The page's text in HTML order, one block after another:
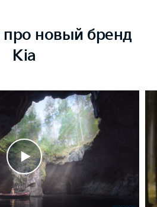
про новый бренд
Kia